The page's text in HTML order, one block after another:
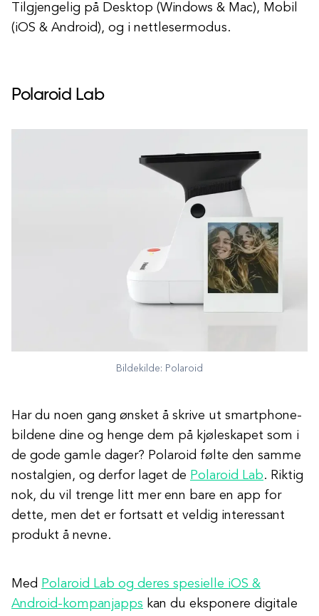
Tilgjengelig på Desktop (Windows & Mac), Mobil
(iOS & Android), og i nettlesermodus.
Polaroid Lab
Bildekilde: Polaroid
Har du noen gang ønsket å skrive ut smartphone-
bildene dine og henge dem på kjøleskapet som i
de gode gamle dager? Polaroid følte den samme
nostalgien, og derfor laget de Polaroid Lab. Riktig
nok, du vil trenge litt mer enn bare en app for
dette, men det er fortsatt et veldig interessant
produkt å nevne.
Med Polaroid Lab og deres spesielle iOS &
Android-kompanjapps kan du eksponere digitale